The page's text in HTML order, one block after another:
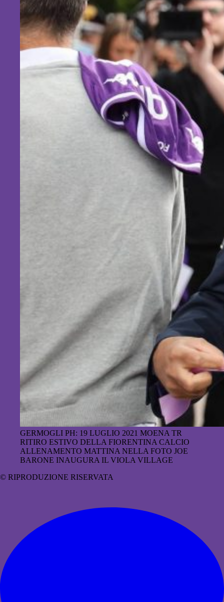
GERMOGLI PH: 19 LUGLIO 2021 MOENA TR
RITIRO ESTIVO DELLA FIORENTINA CALCIO
ALLENAMENTO MATTINA NELLA FOTO JOE
BARONE INAUGURA IL VIOLA VILLAGE
© RIPRODUZIONE RISERVATA